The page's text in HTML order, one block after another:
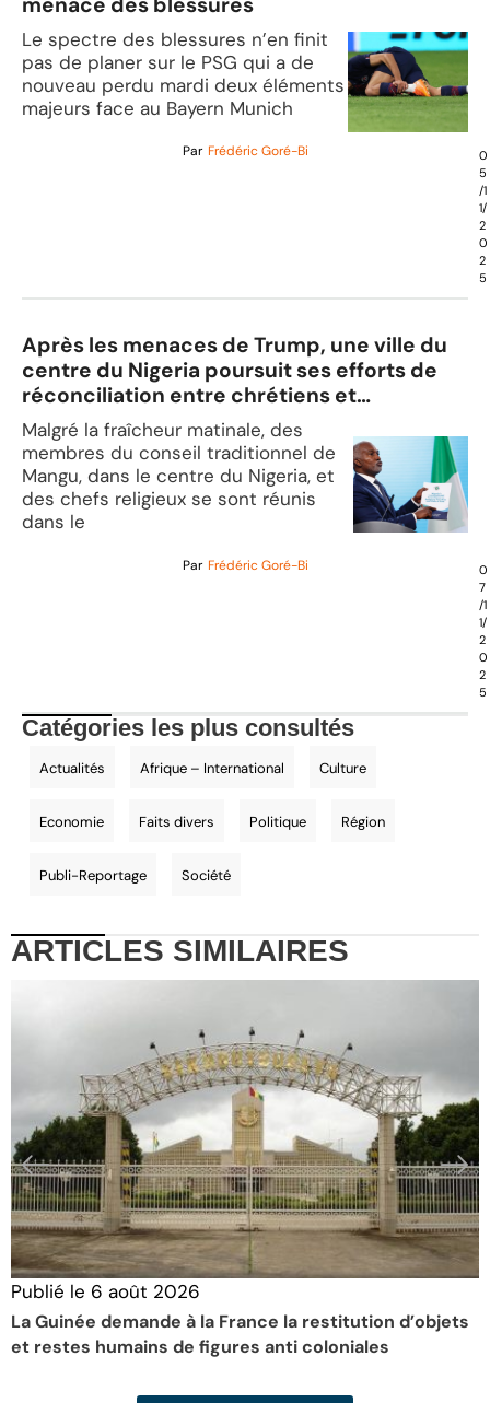
Le spectre des blessures n’en finit
pas de planer sur le PSG qui a de
nouveau perdu mardi deux éléments
majeurs face au Bayern Munich
Par Frédéric Goré-Bi
0
5
/1
1/
2
0
2
5
Après les menaces de Trump, une ville du
centre du Nigeria poursuit ses efforts de
réconciliation entre chrétiens et
musulmans
Malgré la fraîcheur matinale, des
membres du conseil traditionnel de
Mangu, dans le centre du Nigeria, et
des chefs religieux se sont réunis
dans le
Par Frédéric Goré-Bi
0
7
/1
1/
2
0
2
5
Catégories les plus consultés
Actualités Afrique – International Culture
Economie Faits divers Politique Région
Publi-Reportage Société
ARTICLES SIMILAIRES
Publié le 6 août 2026
La Guinée demande à la France la restitution d’objets
et restes humains de figures anti coloniales